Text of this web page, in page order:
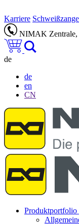
Karriere
NIMAK Zentrale,
de
de
en
CN
Produktportfolio